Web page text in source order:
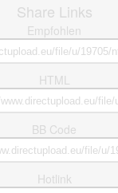
Share Links
Empfohlen
HTML
BB Code
Hotlink